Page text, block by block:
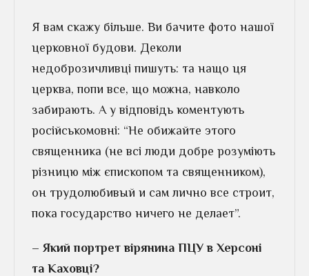
Я вам скажу більше. Ви бачите фото нашої
церковної будови. Деколи
недоброзичливці пишуть: та нащо ця
церква, попи все, що можна, навколо
забирають. А у відповідь коментують
російськомовні: “Не обижайте этого
священника (не всі люди добре розуміють
різницю між єпископом та священником),
он трудолюбивый и сам лично все строит,
пока государство ничего не делает”.
– Який портрет вірянина ПЦУ в Херсоні
та Каховці?